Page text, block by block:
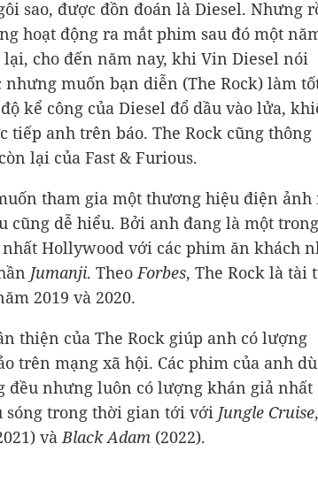
sao, được đồn đoán là Diesel. Nhưng
hoạt động ra mắt phim sau đó một
cho đến năm nay, khi Vin Diesel nói
muốn bạn diễn (The Rock) làm
kể công của Diesel đổ dầu vào lửa,
tiếp anh trên báo. The Rock cũng thông
lại của Fast & Furious.
tham gia một thương hiệu điện ảnh
cũng dễ hiểu. Bởi anh đang là một trong
Hollywood với các phim ăn khách
Jumanji. TheoForbes, The Rock là tài
2019 và 2020.
thiện của The Rock giúp anh có lượng
trên mạng xã hội. Các phim của anh dù
đều nhưng luôn có lượng khán giả nhất
sóng trong thời gian tới với Jungle Cruise,
vàBlack Adam (2022).